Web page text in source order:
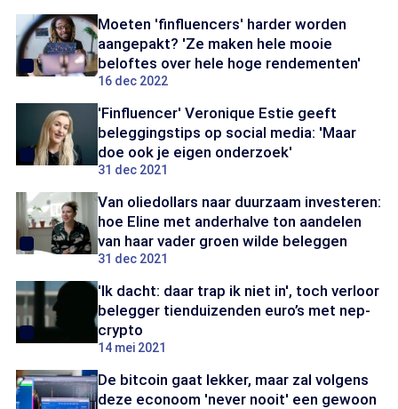
Moeten 'finfluencers' harder worden
aangepakt? 'Ze maken hele mooie
beloftes over hele hoge rendementen'
16 dec 2022
'Finfluencer' Veronique Estie geeft
beleggingstips op social media: 'Maar
doe ook je eigen onderzoek'
31 dec 2021
Van oliedollars naar duurzaam investeren:
hoe Eline met anderhalve ton aandelen
van haar vader groen wilde beleggen
31 dec 2021
'Ik dacht: daar trap ik niet in', toch verloor
belegger tienduizenden euro’s met nep-
crypto
14 mei 2021
De bitcoin gaat lekker, maar zal volgens
deze econoom 'never nooit' een gewoon